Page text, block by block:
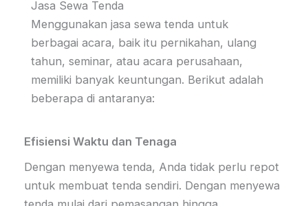
Jasa Sewa Tenda
Menggunakan jasa sewa tenda untuk
berbagai acara, baik itu pernikahan, ulang
tahun, seminar, atau acara perusahaan,
memiliki banyak keuntungan. Berikut adalah
beberapa di antaranya:
Efisiensi Waktu dan Tenaga
Dengan menyewa tenda, Anda tidak perlu repot
untuk membuat tenda sendiri. Dengan menyewa